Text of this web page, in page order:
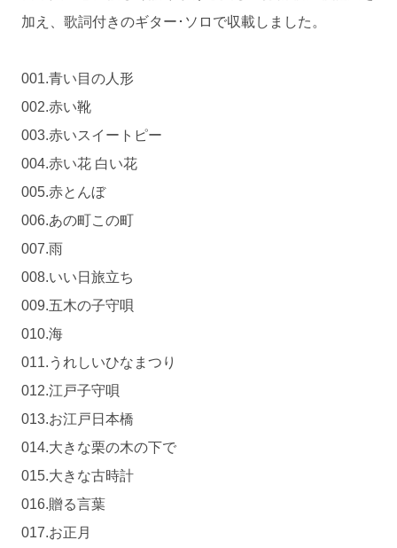
加え、歌詞付きのギター･ソロで収載しました。
001.青い目の人形
002.赤い靴
003.赤いスイートピー
004.赤い花 白い花
005.赤とんぼ
006.あの町この町
007.雨
008.いい日旅立ち
009.五木の子守唄
010.海
011.うれしいひなまつり
012.江戸子守唄
013.お江戸日本橋
014.大きな栗の木の下で
015.大きな古時計
016.贈る言葉
017.お正月